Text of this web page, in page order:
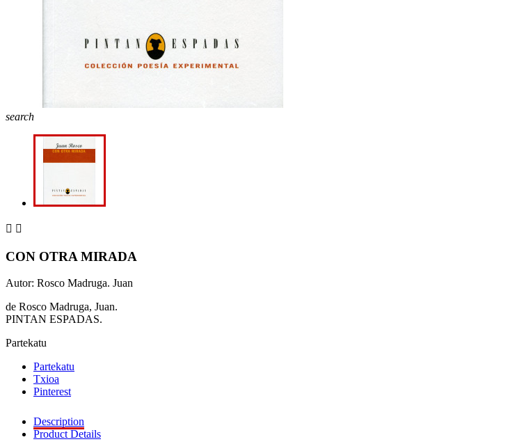
search
 
CON OTRA MIRADA
Autor: Rosco Madruga. Juan
de Rosco Madruga, Juan.
PINTAN ESPADAS.
Partekatu
Partekatu
Txioa
Pinterest
Description
Product Details